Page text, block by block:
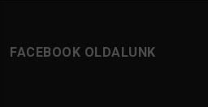
FACEBOOK OLDALUNK